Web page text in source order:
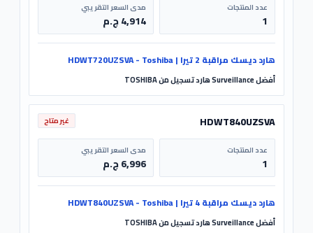
عدد المنتجات
1
مدى السعر التقريبي
4,914 ج.م
هارد ديسك مراقبة 2 تيرا | HDWT720UZSVA - Toshiba
أفضل Surveillance هارد تسجيل من TOSHIBA
HDWT840UZSVA غير متاح
عدد المنتجات
1
مدى السعر التقريبي
6,996 ج.م
هارد ديسك مراقبة 4 تيرا | HDWT840UZSVA - Toshiba
أفضل Surveillance هارد تسجيل من TOSHIBA